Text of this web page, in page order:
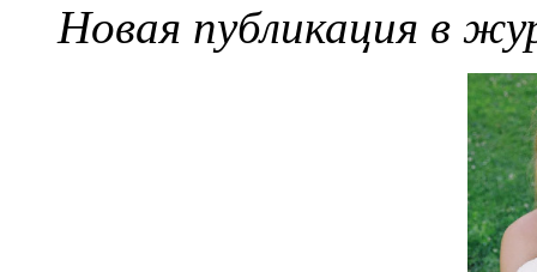
Новая публикация в